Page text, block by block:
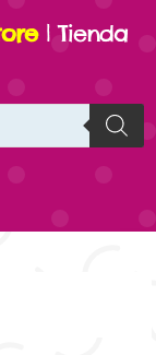
| Tienda